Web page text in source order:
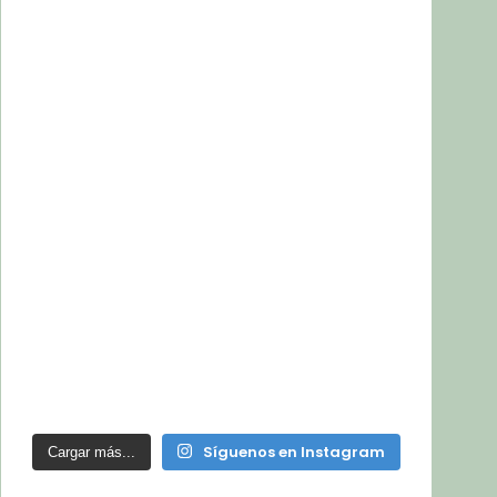
Cargar más... Síguenos en Instagram